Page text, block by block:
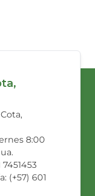
8:00
(+57) 601